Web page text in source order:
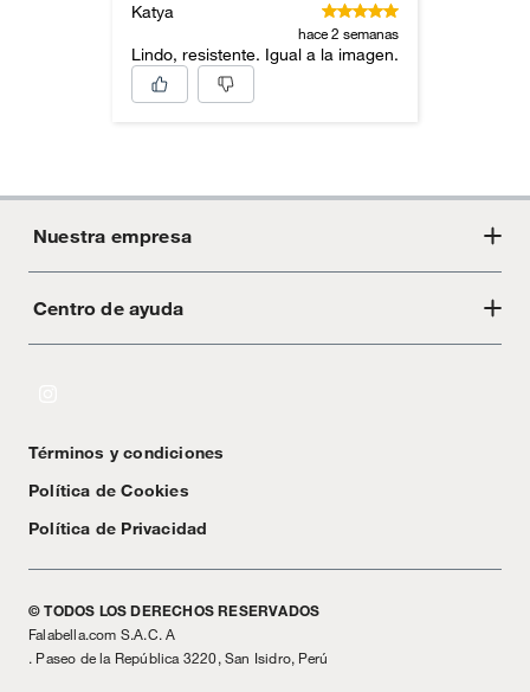
Katya
hace 2 semanas
Lindo, resistente. Igual a la imagen.
Nuestra empresa
Acerca de Crate
Centro de ayuda
Textos Legales
Términos y condiciones
Política de Cookies
Política de Privacidad
© TODOS LOS DERECHOS RESERVADOS
Falabella.com S.A.C. A
. Paseo de la República 3220, San Isidro, Perú